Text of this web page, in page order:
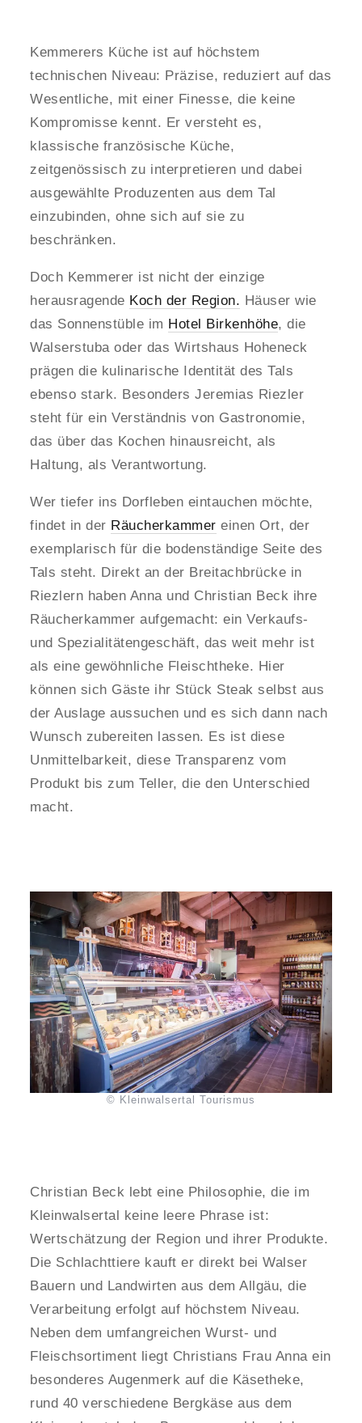
Kemmerers Küche ist auf höchstem
technischen Niveau: Präzise, reduziert auf das
Wesentliche, mit einer Finesse, die keine
Kompromisse kennt. Er versteht es,
klassische französische Küche,
zeitgenössisch zu interpretieren und dabei
ausgewählte Produzenten aus dem Tal
einzubinden, ohne sich auf sie zu
beschränken.
Doch Kemmerer ist nicht der einzige
herausragende Koch der Region. Häuser wie
das Sonnenstüble im Hotel Birkenhöhe, die
Walserstuba oder das Wirtshaus Hoheneck
prägen die kulinarische Identität des Tals
ebenso stark. Besonders Jeremias Riezler
steht für ein Verständnis von Gastronomie,
das über das Kochen hinausreicht, als
Haltung, als Verantwortung.
Wer tiefer ins Dorfleben eintauchen möchte,
findet in der Räucherkammer einen Ort, der
exemplarisch für die bodenständige Seite des
Tals steht. Direkt an der Breitachbrücke in
Riezlern haben Anna und Christian Beck ihre
Räucherkammer aufgemacht: ein Verkaufs-
und Spezialitätengeschäft, das weit mehr ist
als eine gewöhnliche Fleischtheke. Hier
können sich Gäste ihr Stück Steak selbst aus
der Auslage aussuchen und es sich dann nach
Wunsch zubereiten lassen. Es ist diese
Unmittelbarkeit, diese Transparenz vom
Produkt bis zum Teller, die den Unterschied
macht.
© Kleinwalsertal Tourismus
Christian Beck lebt eine Philosophie, die im
Kleinwalsertal keine leere Phrase ist:
Wertschätzung der Region und ihrer Produkte.
Die Schlachttiere kauft er direkt bei Walser
Bauern und Landwirten aus dem Allgäu, die
Verarbeitung erfolgt auf höchstem Niveau.
Neben dem umfangreichen Wurst- und
Fleischsortiment liegt Christians Frau Anna ein
besonderes Augenmerk auf die Käsetheke,
rund 40 verschiedene Bergkäse aus dem